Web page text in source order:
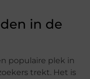
in de
populaire plek in
trekt. Het is